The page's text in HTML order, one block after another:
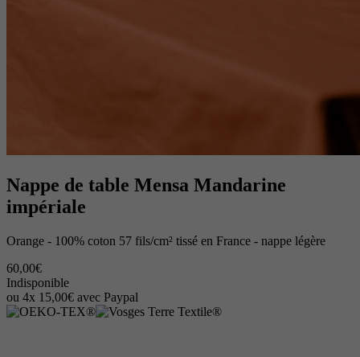
Nappe de table Mensa Mandarine
impériale
Orange - 100% coton 57 fils/cm² tissé en France - nappe légère
60,00€
Indisponible
ou 4x 15,00€ avec Paypal